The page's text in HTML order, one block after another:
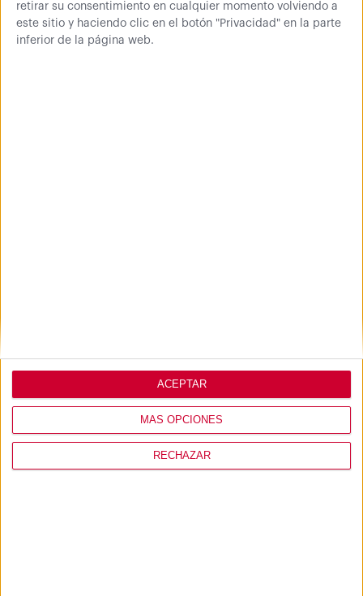
retirar su consentimiento en cualquier momento volviendo a
este sitio y haciendo clic en el botón "Privacidad" en la parte
inferior de la página web.
MÁS OPCIONES
RECHAZAR
ACEPTAR
CONÓCENOS